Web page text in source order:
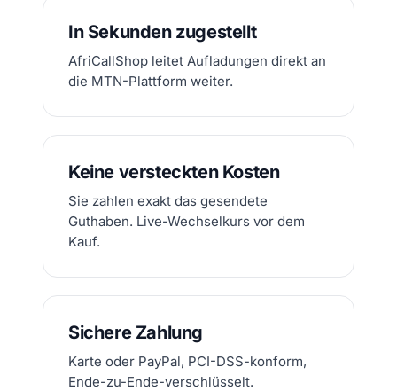
In Sekunden zugestellt
AfriCallShop leitet Aufladungen direkt an
die MTN-Plattform weiter.
Keine versteckten Kosten
Sie zahlen exakt das gesendete
Guthaben. Live-Wechselkurs vor dem
Kauf.
Sichere Zahlung
Karte oder PayPal, PCI-DSS-konform,
Ende-zu-Ende-verschlüsselt.